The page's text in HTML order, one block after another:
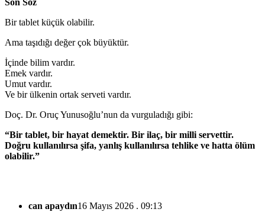
Son Söz
Bir tablet küçük olabilir.
Ama taşıdığı değer çok büyüktür.
İçinde bilim vardır.
Emek vardır.
Umut vardır.
Ve bir ülkenin ortak serveti vardır.
Doç. Dr. Oruç Yunusoğlu’nun da vurguladığı gibi:
“Bir tablet, bir hayat demektir. Bir ilaç, bir milli servettir.
Doğru kullanılırsa şifa, yanlış kullanılırsa tehlike ve hatta ölüm
olabilir.”
can apaydın16 Mayıs 2026 . 09:13